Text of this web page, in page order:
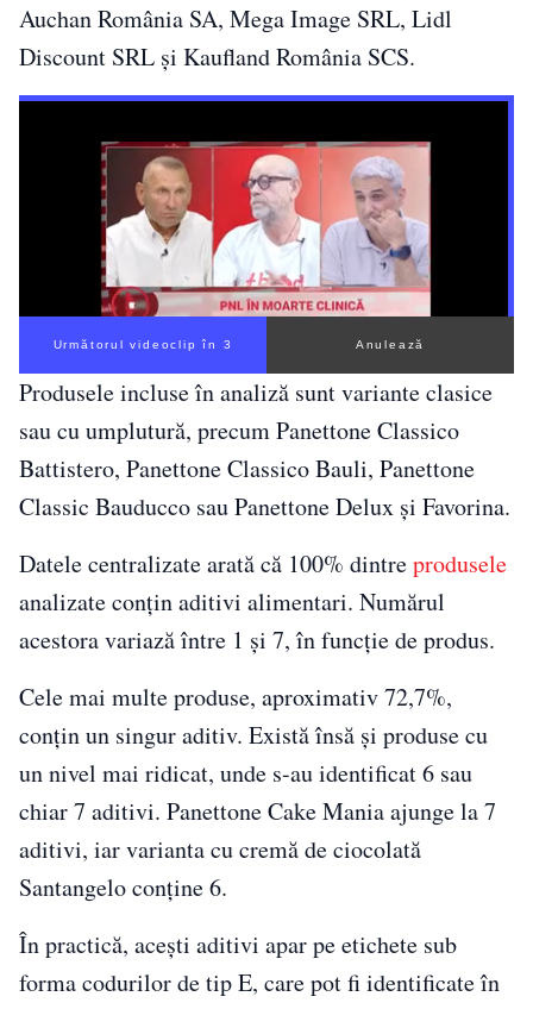
Auchan România SA, Mega Image SRL, Lidl
Discount SRL și Kaufland România SCS.
Următorul videoclip în 2 Anulează
Produsele incluse în analiză sunt variante clasice
sau cu umplutură, precum Panettone Classico
Battistero, Panettone Classico Bauli, Panettone
Classic Bauducco sau Panettone Delux și Favorina.
Datele centralizate arată că 100% dintreprodusele
analizate conțin aditivi alimentari. Numărul
acestora variază între 1 și 7, în funcție de produs.
Cele mai multe produse, aproximativ 72,7%,
conțin un singur aditiv. Există însă și produse cu
un nivel mai ridicat, unde s-au identificat 6 sau
chiar 7 aditivi. Panettone Cake Mania ajunge la 7
aditivi, iar varianta cu cremă de ciocolată
Santangelo conține 6.
În practică, acești aditivi apar pe etichete sub
forma codurilor de tip E, care pot fi identificate în